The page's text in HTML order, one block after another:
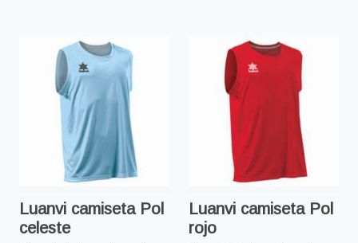
Luanvi camiseta Pol
celeste
Luanvi camiseta Pol
rojo